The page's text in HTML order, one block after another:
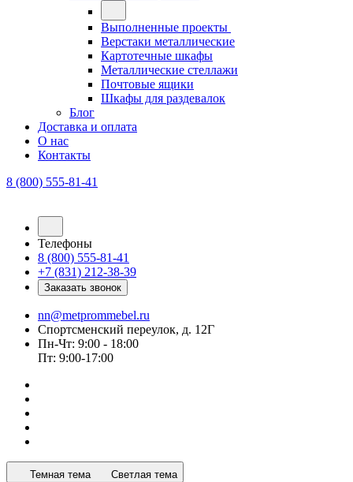
Выполненные проекты
Верстаки металлические
Картотечные шкафы
Металлические стеллажи
Почтовые ящики
Шкафы для раздевалок
Блог
Доставка и оплата
О нас
Контакты
8 (800) 555-81-41
Телефоны
8 (800) 555-81-41
+7 (831) 212-38-39
Заказать звонок
nn@metprommebel.ru
Спортсменский переулок, д. 12Г
Пн-Чт: 9:00 - 18:00
Пт: 9:00-17:00
Темная тема Светлая тема